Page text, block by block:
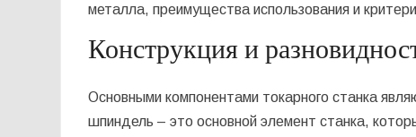
металла, преимущества использования и
Конструкция и
Основными компонентами токарного станка
шпиндель – это основной элемент станка,